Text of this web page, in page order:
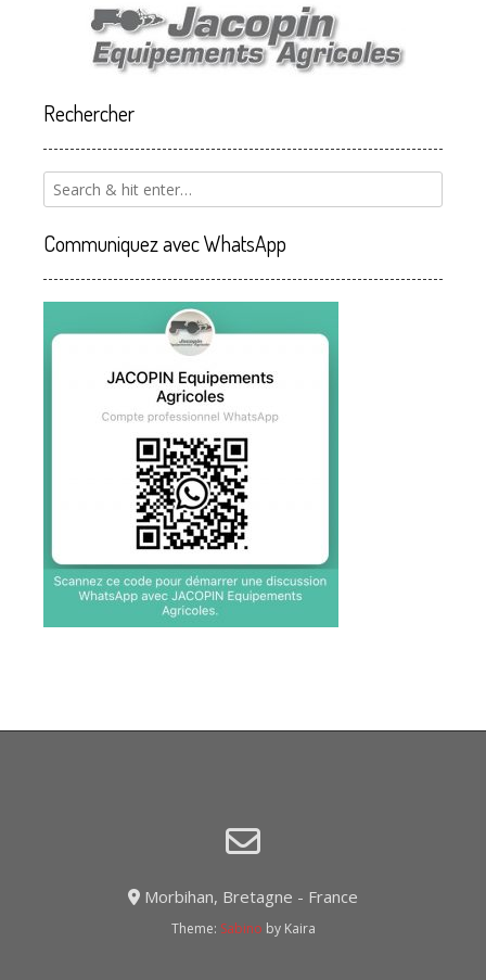
Rechercher
Communiquez avec WhatsApp
Morbihan, Bretagne - France
Theme: Sabino by Kaira